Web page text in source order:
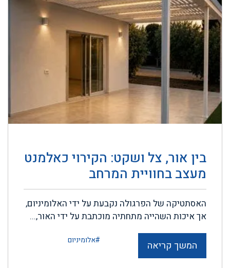
בין אור, צל ושקט: הקירוי כאלמנט
מעצב בחוויית המרחב
האסתטיקה של הפרגולה נקבעת על ידי האלומיניום,
אך איכות השהייה מתחתיה מוכתבת על ידי האור,...
המשך קריאה #אלומיניום